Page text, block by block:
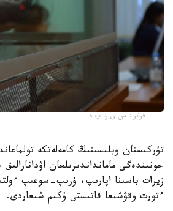
فوتو: س ق و پ د
تۇركىستان وبلىسىنىڭ كامەلەتكە
جونىندەگى مامانداندىرىلعان
زيرات باسىنا اپارىپ، ۇرىپ-سوعىپ
ءتورت وقۋشىعا قاتىستى ۇكىم شىعاردى.